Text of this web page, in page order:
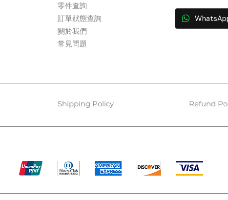
零件查詢
訂單狀態查詢
關於我們​
常見問題
Shipping Policy Refund